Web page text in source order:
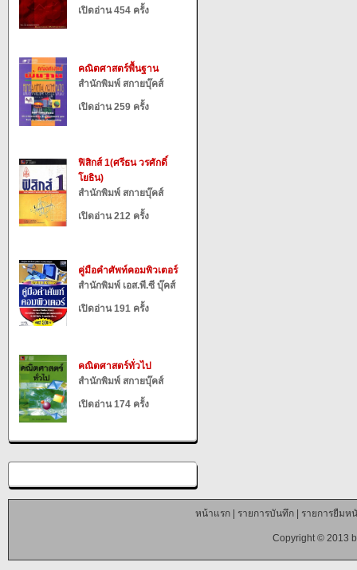
เปิดอ่าน 454 ครั้ง
คณิตศาสตร์พื้นฐาน
สำนักพิมพ์ สกายบุ๊คส์
เปิดอ่าน 259 ครั้ง
ฟิสิกส์ 1(ศรีธน วรศักดิ์
โยธิน)
สำนักพิมพ์ สกายบุ๊คส์
เปิดอ่าน 212 ครั้ง
คู่มือคำศัพท์คอมพิวเตอร์
สำนักพิมพ์ เอส.พี.ซี บุ๊คส์
เปิดอ่าน 191 ครั้ง
คณิตศาสตร์ทั่วไป
สำนักพิมพ์ สกายบุ๊คส์
เปิดอ่าน 174 ครั้ง
หน้าแรก| รายการบันทึก| รายการยืมห
Copyright © 2013